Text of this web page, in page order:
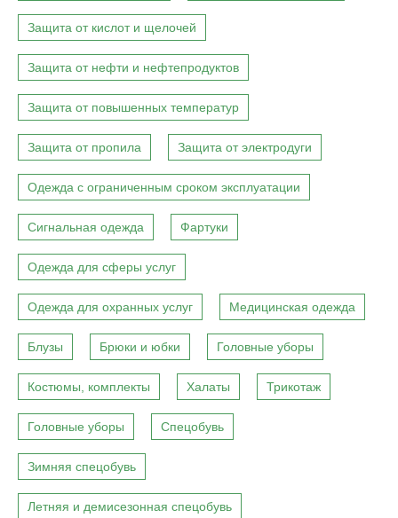
Защита от кислот и щелочей
Защита от нефти и нефтепродуктов
Защита от повышенных температур
Защита от пропила Защита от электродуги
Одежда с ограниченным сроком эксплуатации
Сигнальная одежда Фартуки
Одежда для сферы услуг
Одежда для охранных услуг Медицинская одежда
Блузы Брюки и юбки Головные уборы
Костюмы, комплекты Халаты Трикотаж
Головные уборы Спецобувь
Зимняя спецобувь
Летняя и демисезонная спецобувь